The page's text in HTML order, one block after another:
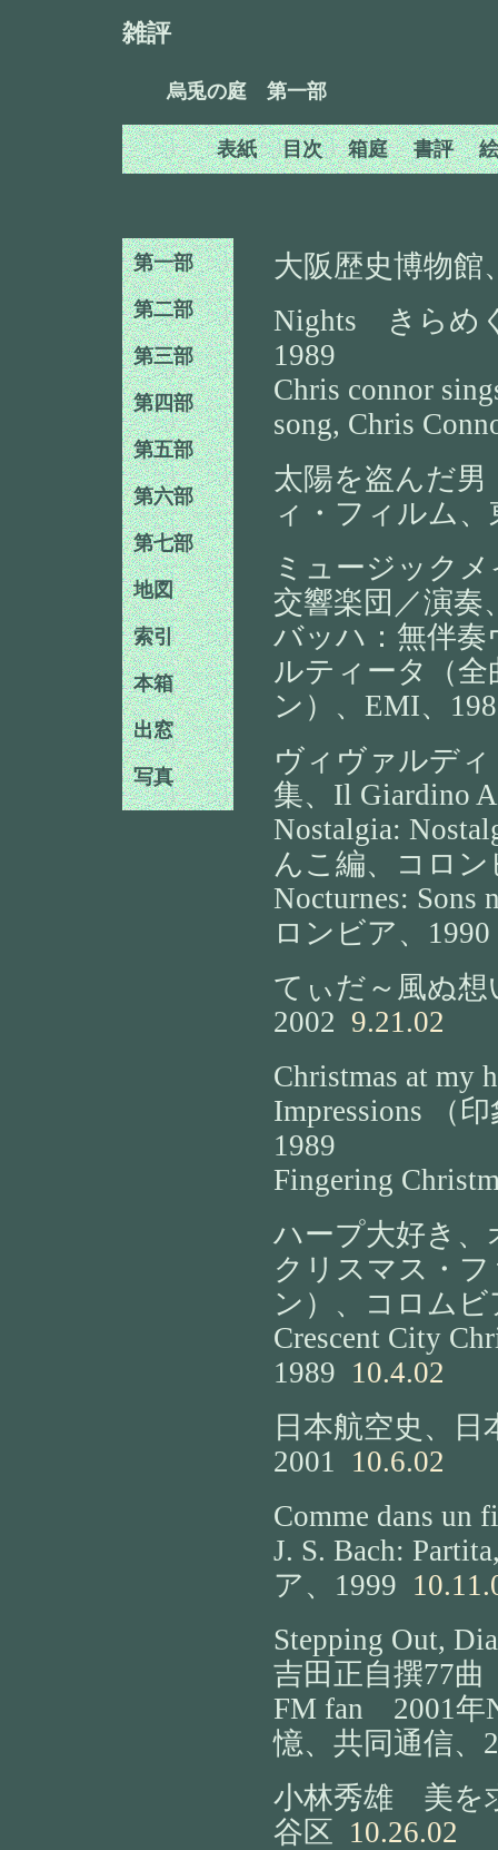
雑評
烏兎の庭 第一部
表紙 目次 箱庭 書評
第一部
第二部
第三部
第四部
第五部
第六部
第七部
地図
索引
本箱
出窓
写真
大阪歴史博物館
Nights きらめ
1989
Chris connor
song, Chris
太陽を盗んだ男
ィ・フィルム、
ミュージック
交響楽団／演奏
バッハ：無伴
ルティータ（全
ン）、EMI、
ヴィヴァルデ
集、Il Giardino
Nostalgia:
んこ編、コロン
Nocturnes:
ロンビア、1990
てぃだ～風ぬ
2002 9.21.02
Christmas at my
Impressions （
1989
Fingering
ハープ大好き、
クリスマス・
ン）、コロムビ
Crescent City
1989 10.4.02
日本航空史、
2001
10.6.02
Comme dans un
J. S. Bach:
ア、1999
Stepping Out,
吉田正自撰77
FM fan 2001
憶、共同通信、
小林秀雄 美を
谷区 10.26.02